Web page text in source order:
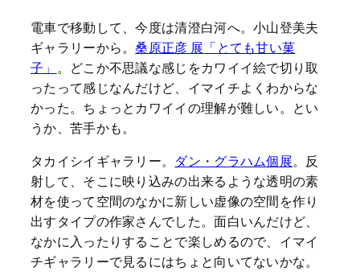
電車で移動して、今度は清澄白河へ。小山登美夫
ギャラリーから。桑原正彦 展「とても甘い菓
子」 。どこか不思議な感じをカワイイ絵で切り取
ったって感じなんだけど、イマイチよくわからな
かった。ちょっとカワイイの理解が難しい。とい
うか、苦手かも。
タカイシイギャラリー。 ダン・グラハム個展。反
射して、そこに映り込みの出来るような透明の素
材を使って空間のなかに新しい虚像の空間を作り
出すタイプの作家さんでした。面白いんだけど、
なかに入ったりすることで楽しめるので、イマイ
チギャラリーで見るにはちょと向いてないかな。